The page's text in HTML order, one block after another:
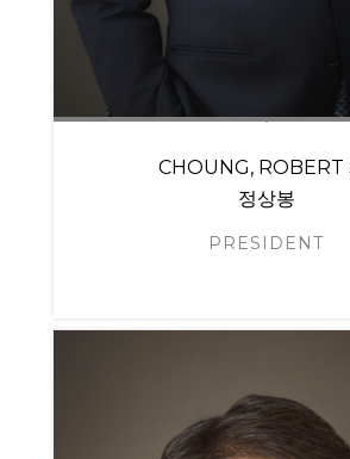
CHOUNG, ROBERT
정상봉
PRESIDENT